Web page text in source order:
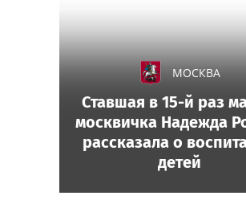
МОСКВА
Ставшая в 15-й раз
москвичка Надежда
рассказала о
детей